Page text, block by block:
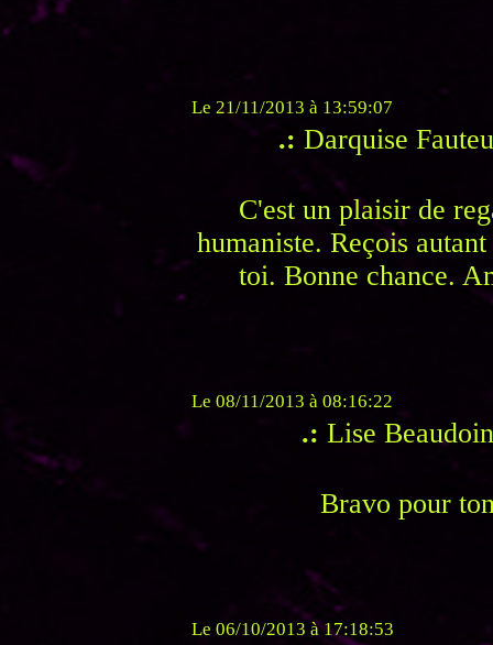
Le 21/11/2013 à 13:59:07
.: Darquise
C'est un plaisir de
humaniste. Reçois
toi. Bonne chance.
Le 08/11/2013 à 08:16:22
.: Lise
Bravo pour
Le 06/10/2013 à 17:18:53